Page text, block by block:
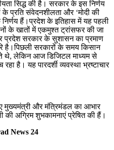
सिद्ध की है। सरकार के इस निर्णय
के प्रति संवेदनशीलता और ‘मोदी की
निर्णय हैं।प्रदेश के इतिहास में यह पहली
के खातों में एकमुश्त ट्रांसफर की जा
प्रदेश सरकार के सुशासन का प्रमाण
है।पिछली सरकारों के समय किसान
थे, लेकिन आज डिजिटल माध्यम से
है। यह पारदर्शी व्यवस्था भ्रष्टाचार
मुख्यमंत्री और मंत्रिमंडल का आभार
की अग्रिम शुभकामनाएं प्रेषित की हैं।
News 24